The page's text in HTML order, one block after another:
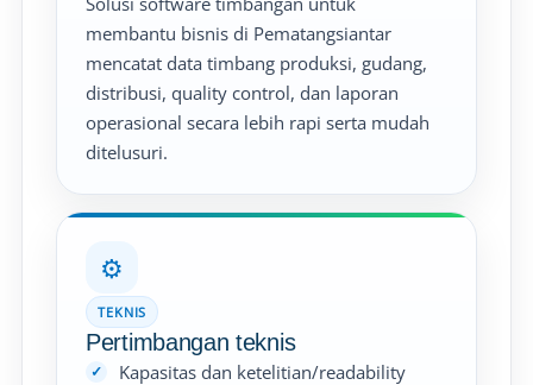
membantu bisnis di Pematangsiantar
mencatat data timbang produksi, gudang,
distribusi, quality control, dan laporan
operasional secara lebih rapi serta mudah
ditelusuri.
⚙️
TEKNIS
Pertimbangan teknis
Kapasitas dan ketelitian/readability